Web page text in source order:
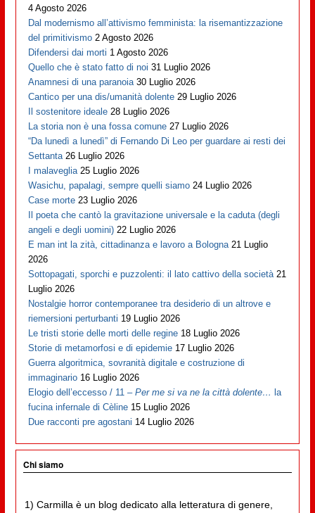
4 Agosto 2026
Dal modernismo all’attivismo femminista: la risemantizzazione
del primitivismo 2 Agosto 2026
Difendersi dai morti 1 Agosto 2026
Quello che è stato fatto di noi 31 Luglio 2026
Anamnesi di una paranoia 30 Luglio 2026
Cantico per una dis/umanità dolente 29 Luglio 2026
Il sostenitore ideale 28 Luglio 2026
La storia non è una fossa comune 27 Luglio 2026
“Da lunedì a lunedì” di Fernando Di Leo per guardare ai resti dei
Settanta 26 Luglio 2026
I malaveglia 25 Luglio 2026
Wasichu, papalagi, sempre quelli siamo 24 Luglio 2026
Case morte 23 Luglio 2026
Il poeta che cantò la gravitazione universale e la caduta (degli
angeli e degli uomini) 22 Luglio 2026
E man int la zità, cittadinanza e lavoro a Bologna 21 Luglio
2026
Sottopagati, sporchi e puzzolenti: il lato cattivo della società 21
Luglio 2026
Nostalgie horror contemporanee tra desiderio di un altrove e
riemersioni perturbanti 19 Luglio 2026
Le tristi storie delle morti delle regine 18 Luglio 2026
Storie di metamorfosi e di epidemie 17 Luglio 2026
Guerra algoritmica, sovranità digitale e costruzione di
immaginario 16 Luglio 2026
Elogio dell’eccesso / 11 –Per me si va ne la città dolente… la
fucina infernale di Cèline 15 Luglio 2026
Due racconti pre agostani 14 Luglio 2026
Chi siamo
1) Carmilla è un blog dedicato alla letteratura di genere,